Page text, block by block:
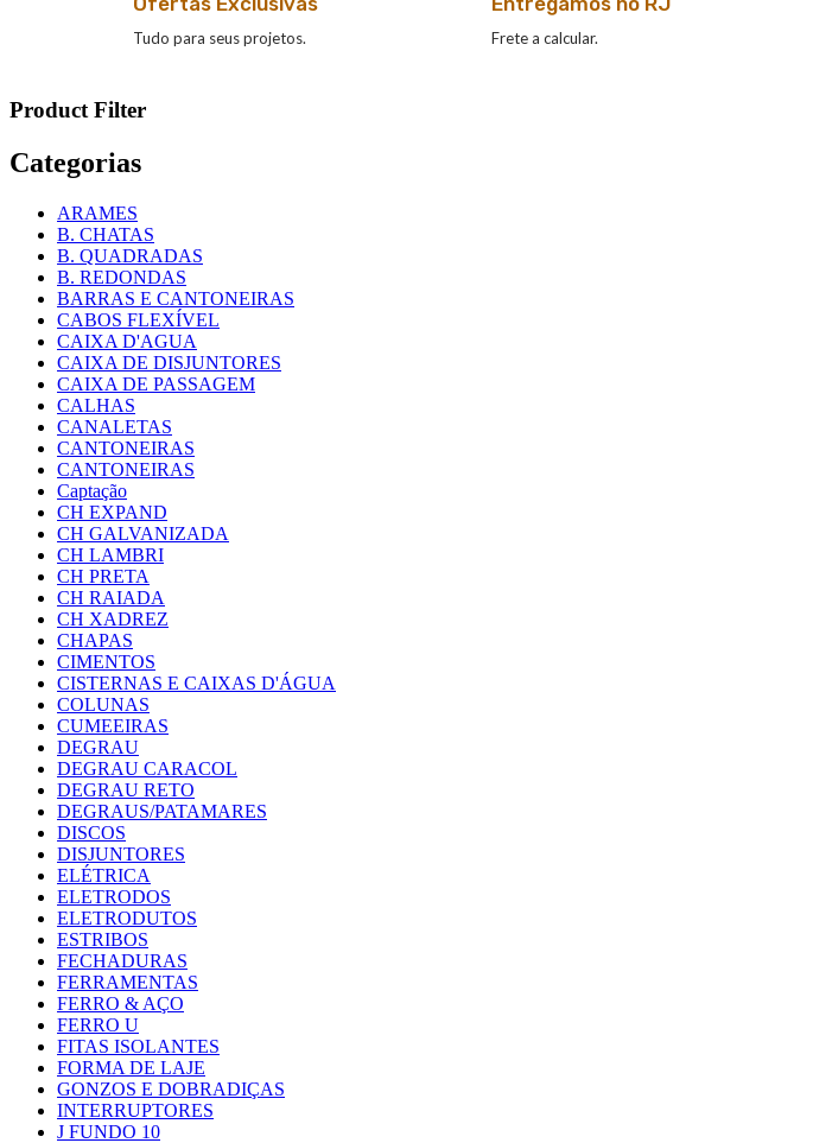
Tudo para seus projetos. Frete a calcular.
Product Filter
Categorias
ARAMES
B. CHATAS
B. QUADRADAS
B. REDONDAS
BARRAS E CANTONEIRAS
CABOS FLEXÍVEL
CAIXA D'AGUA
CAIXA DE DISJUNTORES
CAIXA DE PASSAGEM
CALHAS
CANALETAS
CANTONEIRAS
CANTONEIRAS
Captação
CH EXPAND
CH GALVANIZADA
CH LAMBRI
CH PRETA
CH RAIADA
CH XADREZ
CHAPAS
CIMENTOS
CISTERNAS E CAIXAS D'ÁGUA
COLUNAS
CUMEEIRAS
DEGRAU
DEGRAU CARACOL
DEGRAU RETO
DEGRAUS/PATAMARES
DISCOS
DISJUNTORES
ELÉTRICA
ELETRODOS
ELETRODUTOS
ESTRIBOS
FECHADURAS
FERRAMENTAS
FERRO & AÇO
FERRO U
FITAS ISOLANTES
FORMA DE LAJE
GONZOS E DOBRADIÇAS
INTERRUPTORES
J FUNDO 10